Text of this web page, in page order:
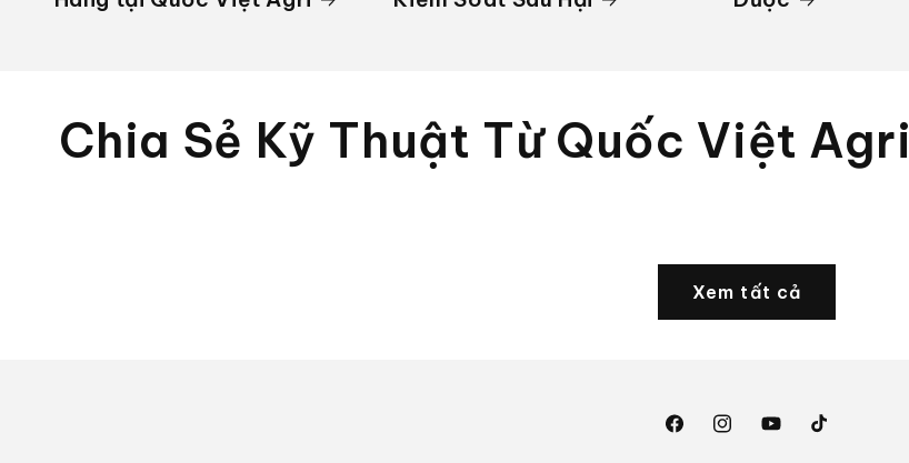
Chia Sẻ Kỹ Thuật Từ Quốc Việt Agri
Xem tất cả
FacebookInstagramYouTubeTikTok